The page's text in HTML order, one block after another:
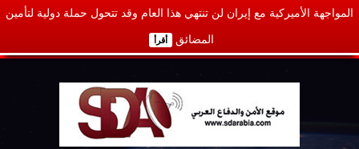
المواجهة الأميركية مع إيران لن تنتهي هذا العام وقد تتحول حملة دولية لتأمين
المضائق أقرأ